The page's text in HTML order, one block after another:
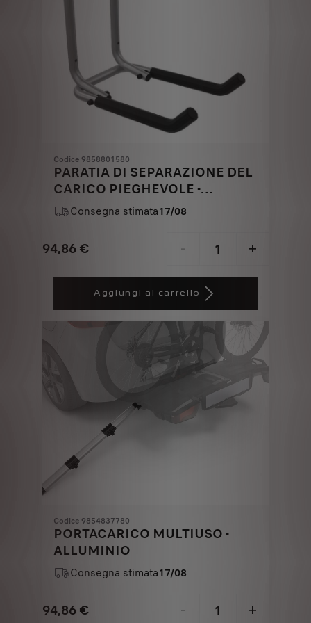
Codice 9858801580
PARATIA DI SEPARAZIONE DEL
CARICO PIEGHEVOLE -
ALLUMINIO
Consegna stimata17/08
94,86 €
Price
- +
Quantity
Aggiungi al carrello
Codice 9854837780
PORTACARICO MULTIUSO -
ALLUMINIO
Consegna stimata17/08
94,86 € - +